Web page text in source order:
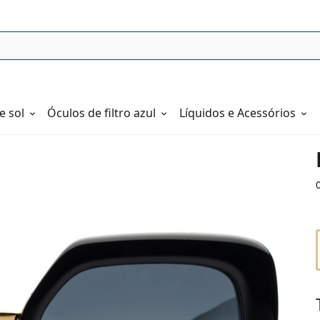
sol Óculos de filtro azul Líquidos e Acessórios